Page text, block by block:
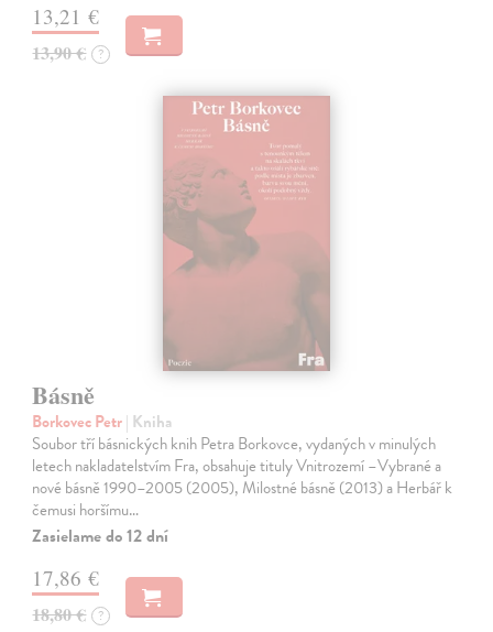
13,21 €
13,90 € ?
Básně
Borkovec Petr| Kniha
Soubor tří básnických knih Petra Borkovce, vydaných v minulých
letech nakladatelstvím Fra, obsahuje tituly Vnitrozemí –Vybrané a
nové básně 1990–2005 (2005), Milostné básně (2013) a Herbář k
čemusi horšímu…
Zasielame do 12 dní
17,86 €
18,80 € ?